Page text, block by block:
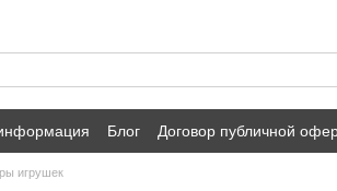
Блог Договор публичной
игрушек